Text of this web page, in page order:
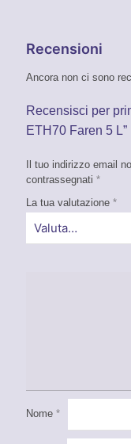
Recensioni
Ancora non ci sono
Recensisci per
ETH70 Faren 5 L”
Il tuo indirizzo email
contrassegnati *
La tua valutazione *
Nome *